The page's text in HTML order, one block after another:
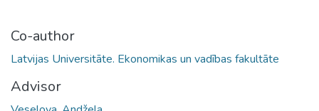
Co-author
Latvijas Universitāte. Ekonomikas un vadības fakultāte
Advisor